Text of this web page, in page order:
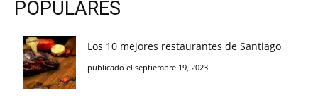
POPULARES
Los 10 mejores restaurantes de Santiago
publicado el septiembre 19, 2023